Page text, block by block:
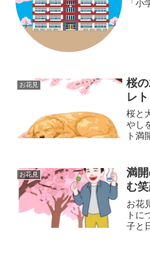
「
お花見
桜
レ
桜と
やし
ト満
の桜
よさ
お花見
満
む
お花
トに
子と